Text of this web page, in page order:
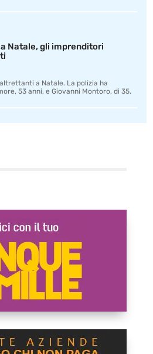
Natale, gli imprenditori
a Natale. La polizia ha
53 anni, e Giovanni Montoro, di 35.